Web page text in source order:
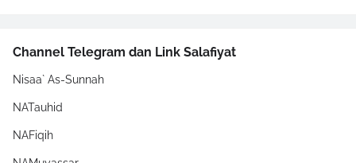
Channel Telegram dan Link Salafiyat
Nisaa` As-Sunnah
NATauhid
NAFiqih